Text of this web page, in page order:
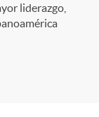
liderazgo,